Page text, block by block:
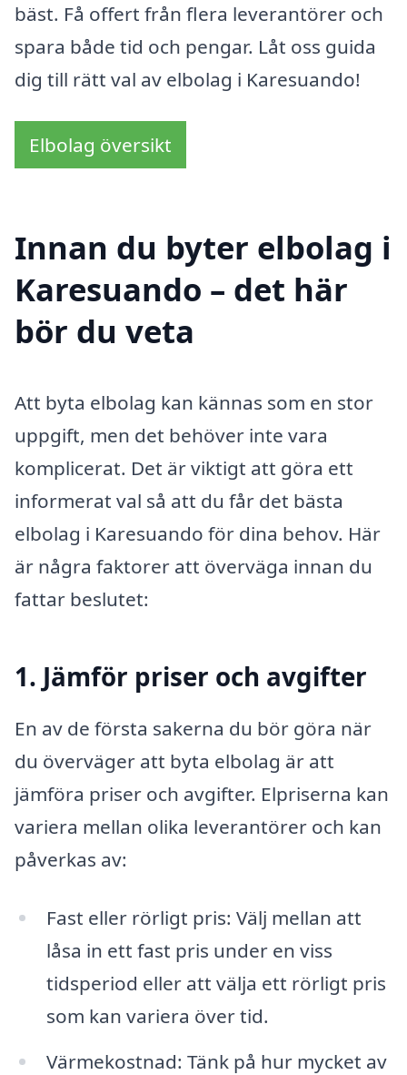
bäst. Få offert från flera leverantörer och
spara både tid och pengar. Låt oss guida
dig till rätt val av elbolag i Karesuando!
Elbolag översikt
Innan du byter elbolag i
Karesuando – det här
bör du veta
Att byta elbolag kan kännas som en stor
uppgift, men det behöver inte vara
komplicerat. Det är viktigt att göra ett
informerat val så att du får det bästa
elbolag i Karesuando för dina behov. Här
är några faktorer att överväga innan du
fattar beslutet:
1. Jämför priser och avgifter
En av de första sakerna du bör göra när
du överväger att byta elbolag är att
jämföra priser och avgifter. Elpriserna kan
variera mellan olika leverantörer och kan
påverkas av:
Fast eller rörligt pris: Välj mellan att
låsa in ett fast pris under en viss
tidsperiod eller att välja ett rörligt pris
som kan variera över tid.
Värmekostnad: Tänk på hur mycket av